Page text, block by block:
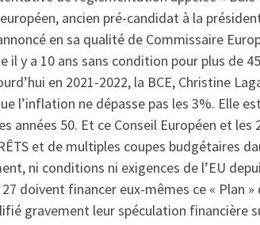
ancien pré-candidat à la
en sa qualité de Commissaire
y a 10 ans sans condition pour plus de
en 2021-2022, la BCE, Christine
l’inflation ne dépasse pas les 3%. Elle
années 50. Et ce Conseil Européen et
et de multiples coupes budgétaires
ni conditions ni exigences de l’EU
doivent financer eux-mêmes ce « Plan »
gravement leur spéculation financière